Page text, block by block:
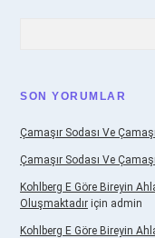
SON YORUMLAR
Çamaşır Sodası Ve
Çamaşır Sodası Ve
Kohlberg E Göre Bireyin
Oluşmaktadır için admin
Kohlberg E Göre Bireyin